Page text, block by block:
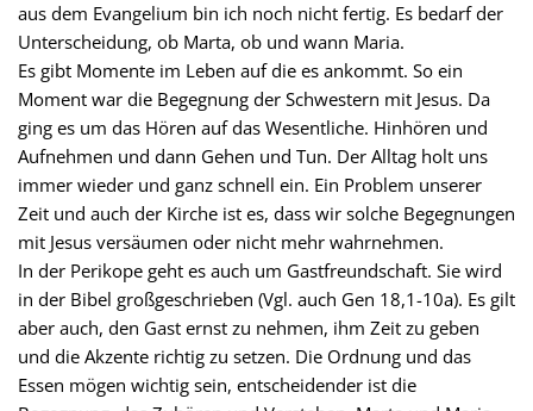
aus dem Evangelium bin ich noch nicht fertig. Es bedarf der
Unterscheidung, ob Marta, ob und wann Maria.
Es gibt Momente im Leben auf die es ankommt. So ein
Moment war die Begegnung der Schwestern mit Jesus. Da
ging es um das Hören auf das Wesentliche. Hinhören und
Aufnehmen und dann Gehen und Tun. Der Alltag holt uns
immer wieder und ganz schnell ein. Ein Problem unserer
Zeit und auch der Kirche ist es, dass wir solche Begegnungen
mit Jesus versäumen oder nicht mehr wahrnehmen.
In der Perikope geht es auch um Gastfreundschaft. Sie wird
in der Bibel großgeschrieben (Vgl. auch Gen 18,1-10a). Es gilt
aber auch, den Gast ernst zu nehmen, ihm Zeit zu geben
und die Akzente richtig zu setzen. Die Ordnung und das
Essen mögen wichtig sein, entscheidender ist die